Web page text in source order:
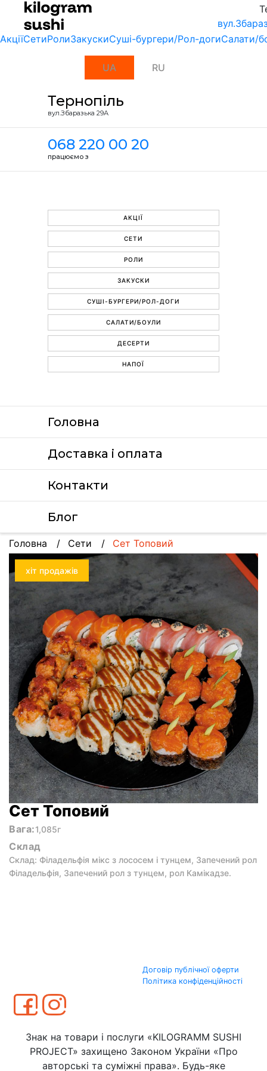
АкціїСетиРолиЗакускиСуші-бургери/Рол-догиСалати/
UA RU
Тернопіль
вул.Збаразька 29А
068 220 00 20
працюємо з
АКЦІЇ
СЕТИ
РОЛИ
ЗАКУСКИ
СУШІ-БУРГЕРИ/РОЛ-ДОГИ
САЛАТИ/БОУЛИ
ДЕСЕРТИ
НАПОЇ
Головна
Доставка i оплата
Контакти
Блог
Головна Сети Сет Топовий
хіт продажів
Сет Топовий
Вага:1,085г
Склад
Склад: Філадельфія мікс з лососем і тунцем, Запечений рол
Філадельфія, Запечений рол з тунцем, рол Камікадзе.
Договір публічної оферти
Політика конфіденційності
Знак на товари і послуги «KILOGRAMM SUSHI
PROJECT» захищено Законом України «Про
авторські та суміжні права». Будь-яке